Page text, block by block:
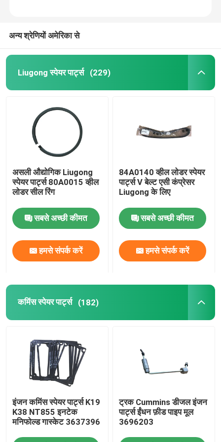
उत्पाद
हमारे बारे में
फैक्टरी यात्रा
समाचार
एक बोली का अनुरोध
Liugong स्पेयर पार्ट्स
कमिंस स्पेयर पार्ट्स
अन्य श्रेणियों अमेरिका से
Liugong स्पेयर पार्ट्स (229)
असली औद्योगिक Liugong
स्पेयर पार्ट्स 80A0015 व्हील
लोडर सील रिंग
सबसे अच्छी कीमत
हमसे संपर्क करें
84A0140 व्हील लोडर स्पेयर
पार्ट्स V बेल्ट एसी कंप्रेसर
Liugong के लिए
सबसे अच्छी कीमत
हमसे संपर्क करें
कमिंस स्पेयर पार्ट्स (182)
इंजन कमिंस स्पेयर पार्ट्स K19
K38 NT855 इनटेक
मनिफोल्ड गास्केट 3637396
ट्रक Cummins डीजल इंजन
पार्ट्स ईंधन फ़ीड पाइप मूल
3696203